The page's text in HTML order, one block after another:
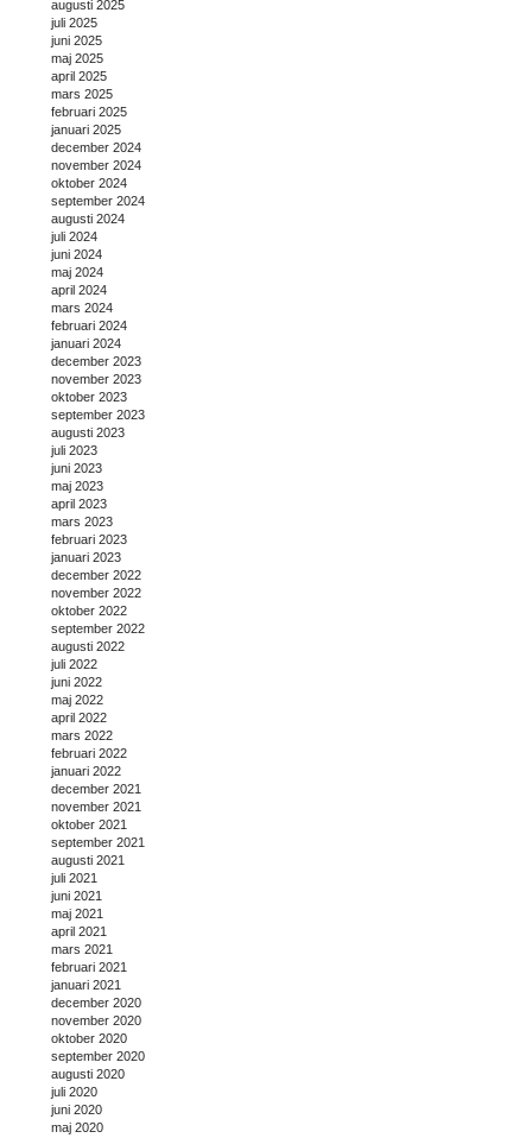
augusti 2025
juli 2025
juni 2025
maj 2025
april 2025
mars 2025
februari 2025
januari 2025
december 2024
november 2024
oktober 2024
september 2024
augusti 2024
juli 2024
juni 2024
maj 2024
april 2024
mars 2024
februari 2024
januari 2024
december 2023
november 2023
oktober 2023
september 2023
augusti 2023
juli 2023
juni 2023
maj 2023
april 2023
mars 2023
februari 2023
januari 2023
december 2022
november 2022
oktober 2022
september 2022
augusti 2022
juli 2022
juni 2022
maj 2022
april 2022
mars 2022
februari 2022
januari 2022
december 2021
november 2021
oktober 2021
september 2021
augusti 2021
juli 2021
juni 2021
maj 2021
april 2021
mars 2021
februari 2021
januari 2021
december 2020
november 2020
oktober 2020
september 2020
augusti 2020
juli 2020
juni 2020
maj 2020